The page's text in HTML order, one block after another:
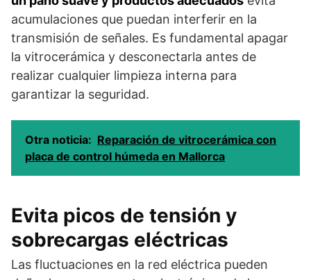
acumulaciones que puedan interferir en la
transmisión de señales. Es fundamental apagar
la vitrocerámica y desconectarla antes de
realizar cualquier limpieza interna para
garantizar la seguridad.
Otra noticia: Reparación de vitrocerámica con
placa de control húmeda en Mallorca
Evita picos de tensión y
sobrecargas eléctricas
Las fluctuaciones en la red eléctrica pueden